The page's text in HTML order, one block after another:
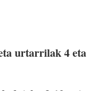
urtarrilak 4 eta